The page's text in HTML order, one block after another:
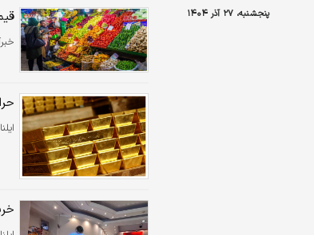
پنجشنبه، ۲۷ آذر ۱۴۰۴